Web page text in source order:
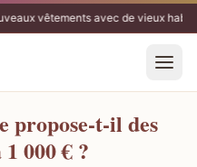
vêtements avec de vieux habits
propose-t-il des
000 € ?